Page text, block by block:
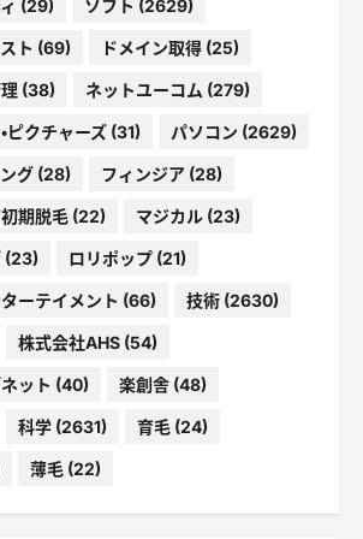
(29) ソフト (2629)
ト (69) ドメイン取得(25)
(38) ネットユーコム (279)
ピクチャーズ(31) パソコン (2629)
グ(28) フィンジア(28)
期脱毛(22) マジカル(23)
(23) ロリポップ(21)
ーテイメント (66) 技術(2630)
株式会社AHS(54)
ット (40) 楽創舎(48)
科学(2631) 育毛(24)
薄毛(22)